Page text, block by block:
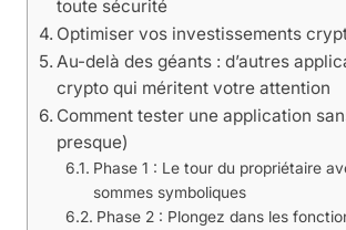
toute sécurité
Optimiser vos investissements
Au-delà des géants : d’autres
crypto qui méritent votre attention
Comment tester une application
presque)
Phase 1 : Le tour du propriétaire
sommes symboliques
Phase 2 : Plongez dans les